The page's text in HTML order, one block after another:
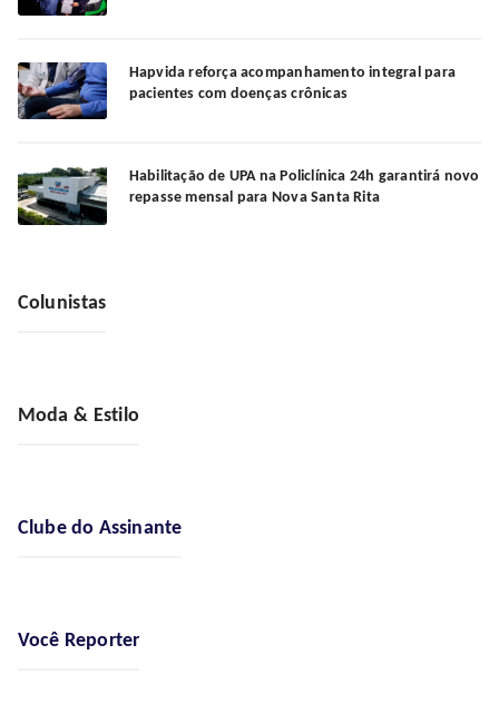
Hapvida reforça acompanhamento integral para
pacientes com doenças crônicas
Habilitação de UPA na Policlínica 24h garantirá novo
repasse mensal para Nova Santa Rita
Colunistas
Moda & Estilo
Clube do Assinante
Você Reporter